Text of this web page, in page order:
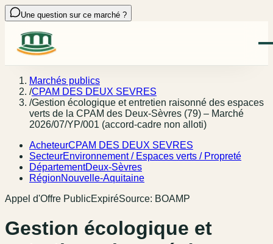
Une question sur ce marché ?
Marchés publics
/CPAM DES DEUX SEVRES
/Gestion écologique et entretien raisonné des espaces
verts de la CPAM des Deux-Sèvres (79) – Marché
2026/07/YP/001 (accord-cadre non alloti)
AcheteurCPAM DES DEUX SEVRES
SecteurEnvironnement / Espaces verts / Propreté
DépartementDeux-Sèvres
RégionNouvelle-Aquitaine
Appel d'Offre PublicExpiréSource: BOAMP
Gestion écologique et